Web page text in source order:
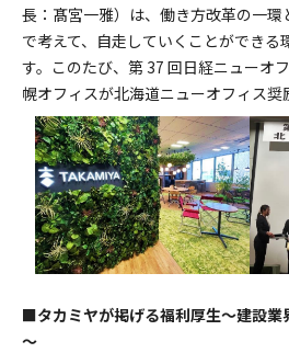
長：髙宮一雅）は、働き方改革の一
で考えて、自走していくことができる
す。このたび、第 37 回日経ニューオ
幌オフィスが北海道ニューオフィス奨
■タカミヤが掲げる福利厚生～建設業
～